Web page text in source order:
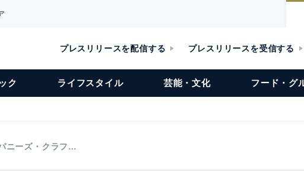
プレスリリースを配信する プレスリリースを受信する
ク ライフスタイル 芸能・文化 フード・グ
ニーズ・クラフ…